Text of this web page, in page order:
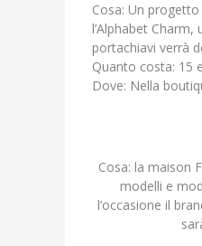
Cosa: Un
l’Alphabet
portachiavi verrà
Quanto costa: 15
Dove: Nella
Cosa: la maison
modelli e
l’occasione il